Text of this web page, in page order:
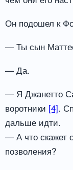
Он подошел к
— Ты сын
— Да.
— Я Джанетто
воротники [4].
дальше идти.
— А что скажет
позволения?